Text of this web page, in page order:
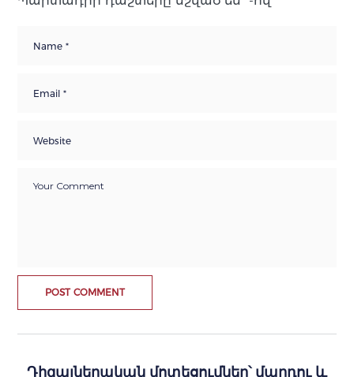
Դիզայներական մոտեցումներ՝ մարդու և